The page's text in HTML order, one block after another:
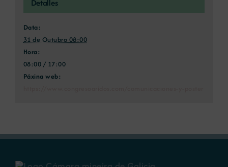
Detalles
Data:
31 de Outubro 08:00
Hora:
08:00 / 17:00
Páxina web: